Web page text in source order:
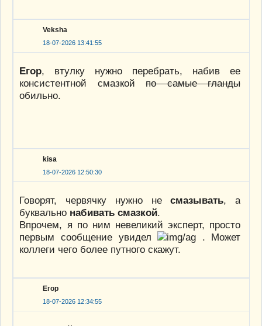
Veksha
18-07-2026 13:41:55
Егор, втулку нужно перебрать, набив ее
консистентной смазкойпо самые гланды
обильно.
kisa
18-07-2026 12:50:30
Говорят, червячку нужно несмазывать, а
буквально набивать смазкой.
Впрочем, я по ним невеликий эксперт, просто
первым сообщение увидел
. Может
коллеги чего более путного скажут.
Егор
18-07-2026 12:34:55